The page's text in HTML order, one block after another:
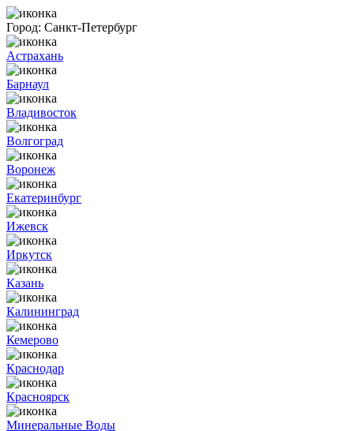
Город: Санкт-Петербург
Астрахань
Барнаул
Владивосток
Волгоград
Воронеж
Екатеринбург
Ижевск
Иркутск
Казань
Калининград
Кемерово
Краснодар
Красноярск
Минеральные Воды